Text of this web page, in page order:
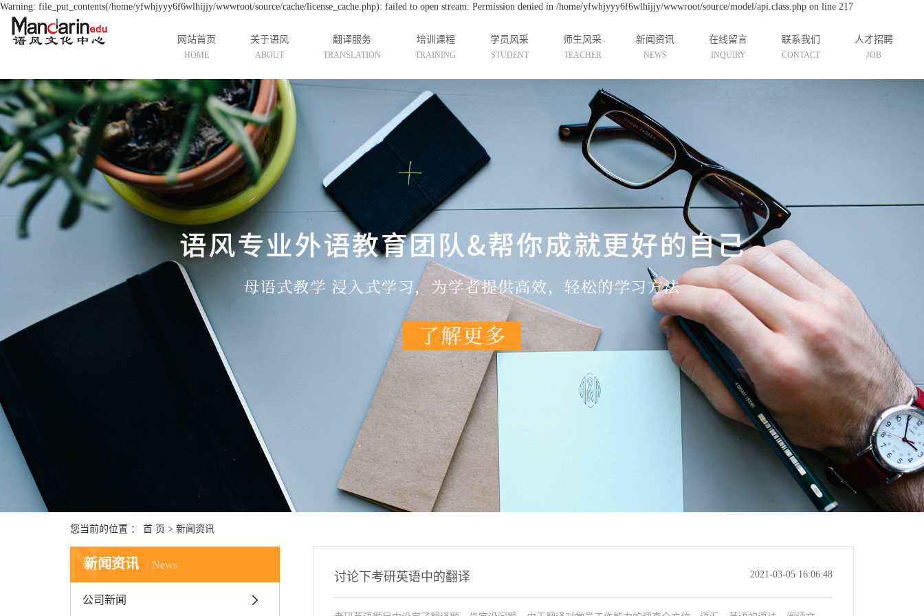
Warning: file_put_contents(/home/yfwhjyyy6f6wlhijjy/wwwroot/source/cache/license_cache.php): failed to open stream: Permission denied in /home/yfwhjyyy6f6wlhijjy/wwwroot/source/model/api.class.php on line 217
网站首页
HOME
关于语风
ABOUT
公司简介
资质荣誉
发展历程
中国游学
翻译服务
TRANSLATION
韩语翻译服务
英语翻译服务
培训课程
TRAINING
汉语培训
韩语培训
日语培训
学员风采
STUDENT
师生风采
TEACHER
师资介绍
课堂风采
新闻资讯
NEWS
行业资讯
技术资讯
在线留言
INQUIRY
联系我们
CONTACT
人才招聘
JOB
您当前的位置 ： 首 页 > 新闻资讯
新闻资讯 News
N
公司新闻
讨论下考研英语中的翻译 2021-03-05 16:06:48